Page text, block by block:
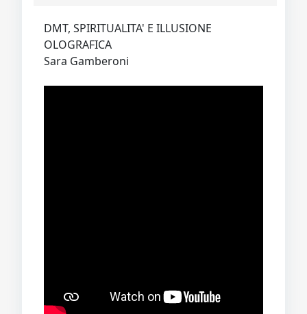
DMT, SPIRITUALITA' E ILLUSIONE
OLOGRAFICA
Sara Gamberoni